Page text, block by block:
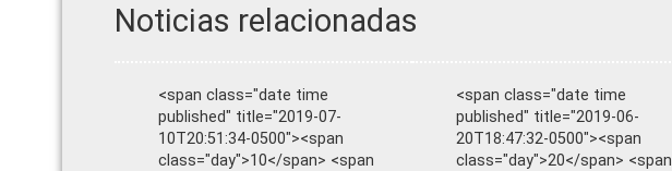
Noticias relacionadas
<span class="date time
published" title="2019-07-
10T20:51:34-0500"><span
class="day">10</span> <span
<span class="date time
published" title="2019-06-
20T18:47:32-0500"><span
class="day">20</span> <span